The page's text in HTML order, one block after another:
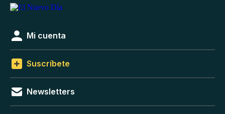
Mi cuenta
Suscríbete
Newsletters